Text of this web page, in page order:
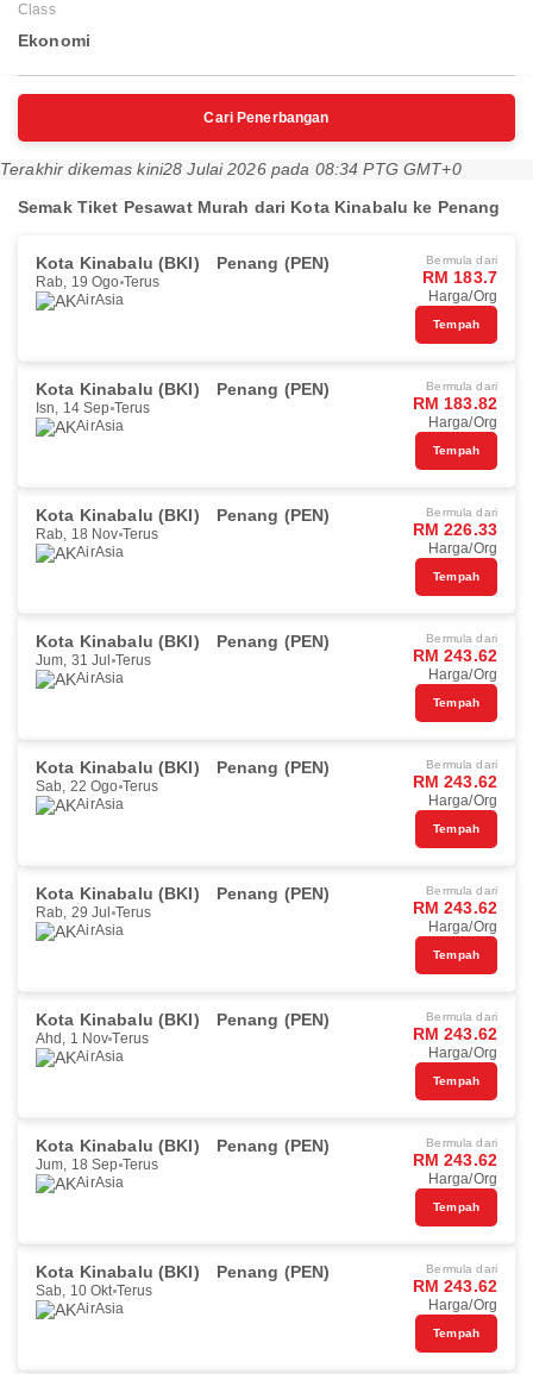
Class
Ekonomi
Cari Penerbangan
Terakhir dikemas kini28 Julai 2026 pada 08:34 PTG GMT+0
Semak Tiket Pesawat Murah dari Kota Kinabalu ke Penang
Kota Kinabalu (BKI) Penang (PEN)
Rab, 19 Ogo Terus
AirAsia
Bermula dari
RM 183.7
Harga/Org
Tempah
Kota Kinabalu (BKI) Penang (PEN)
Isn, 14 Sep Terus
AirAsia
Bermula dari
RM 183.82
Harga/Org
Tempah
Kota Kinabalu (BKI) Penang (PEN)
Rab, 18 Nov Terus
AirAsia
Bermula dari
RM 226.33
Harga/Org
Tempah
Kota Kinabalu (BKI) Penang (PEN)
Jum, 31 Jul Terus
AirAsia
Bermula dari
RM 243.62
Harga/Org
Tempah
Kota Kinabalu (BKI) Penang (PEN)
Sab, 22 Ogo Terus
AirAsia
Bermula dari
RM 243.62
Harga/Org
Tempah
Kota Kinabalu (BKI) Penang (PEN)
Rab, 29 Jul Terus
AirAsia
Bermula dari
RM 243.62
Harga/Org
Tempah
Kota Kinabalu (BKI) Penang (PEN)
Ahd, 1 Nov Terus
AirAsia
Bermula dari
RM 243.62
Harga/Org
Tempah
Kota Kinabalu (BKI) Penang (PEN)
Jum, 18 Sep Terus
AirAsia
Bermula dari
RM 243.62
Harga/Org
Tempah
Kota Kinabalu (BKI) Penang (PEN)
Sab, 10 Okt Terus
AirAsia
Bermula dari
RM 243.62
Harga/Org
Tempah